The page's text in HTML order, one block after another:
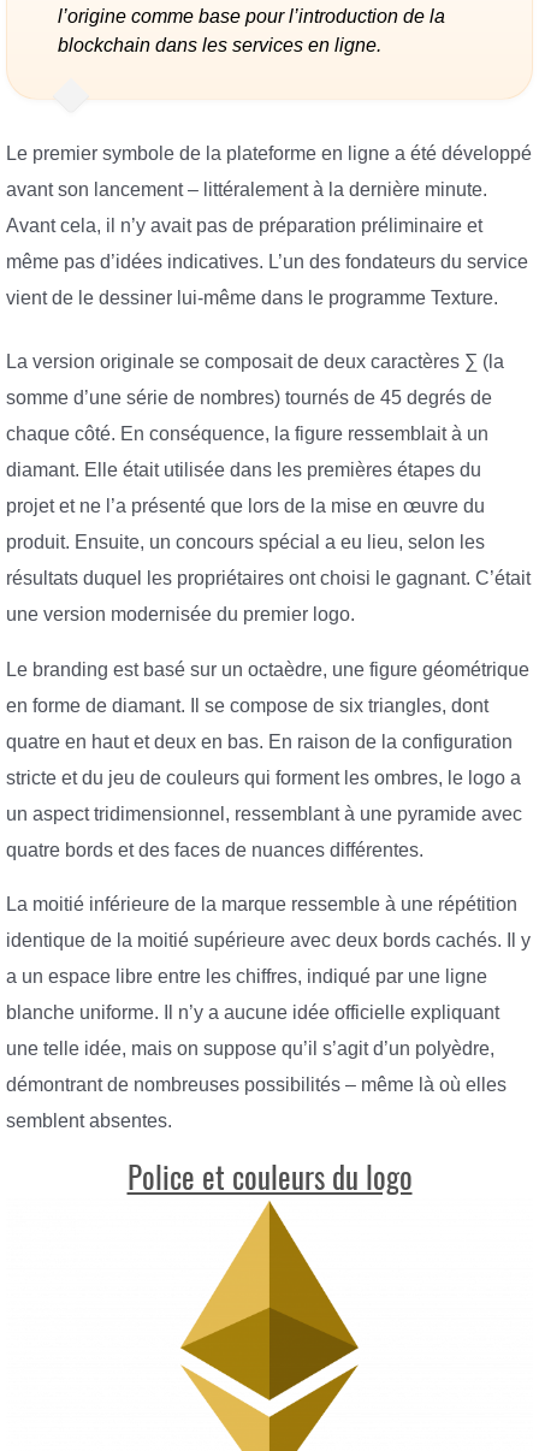
l’origine comme base pour l’introduction de la
blockchain dans les services en ligne.
Le premier symbole de la plateforme en ligne a été développé
avant son lancement – littéralement à la dernière minute.
Avant cela, il n’y avait pas de préparation préliminaire et
même pas d’idées indicatives. L’un des fondateurs du service
vient de le dessiner lui-même dans le programme Texture.
La version originale se composait de deux caractères ∑ (la
somme d’une série de nombres) tournés de 45 degrés de
chaque côté. En conséquence, la figure ressemblait à un
diamant. Elle était utilisée dans les premières étapes du
projet et ne l’a présenté que lors de la mise en œuvre du
produit. Ensuite, un concours spécial a eu lieu, selon les
résultats duquel les propriétaires ont choisi le gagnant. C’était
une version modernisée du premier logo.
Le branding est basé sur un octaèdre, une figure géométrique
en forme de diamant. Il se compose de six triangles, dont
quatre en haut et deux en bas. En raison de la configuration
stricte et du jeu de couleurs qui forment les ombres, le logo a
un aspect tridimensionnel, ressemblant à une pyramide avec
quatre bords et des faces de nuances différentes.
La moitié inférieure de la marque ressemble à une répétition
identique de la moitié supérieure avec deux bords cachés. Il y
a un espace libre entre les chiffres, indiqué par une ligne
blanche uniforme. Il n’y a aucune idée officielle expliquant
une telle idée, mais on suppose qu’il s’agit d’un polyèdre,
démontrant de nombreuses possibilités – même là où elles
semblent absentes.
Police et couleurs du logo